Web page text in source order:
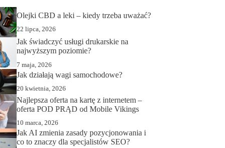
Olejki CBD a leki – kiedy trzeba uważać?
22 lipca, 2026
Jak świadczyć usługi drukarskie na
najwyższym poziomie?
7 maja, 2026
Jak działają wagi samochodowe?
20 kwietnia, 2026
Najlepsza oferta na kartę z internetem –
oferta POD PRĄD od Mobile Vikings
10 marca, 2026
Jak AI zmienia zasady pozycjonowania i
co to znaczy dla specjalistów SEO?